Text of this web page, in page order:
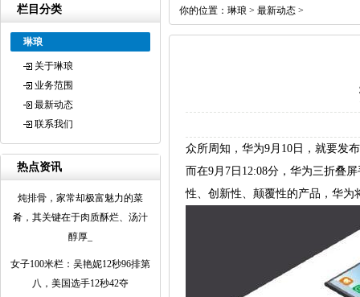
栏目分类
琳琅
关于琳琅
业务范围
最新动态
联系我们
热点资讯
炖排骨，家常却极富魅力的菜
肴，其关键在于肉质酥烂、汤汁
醇厚_
女子100米栏：吴艳妮12秒96排第
八，美国选手12秒42夺
你的位置： 琳琅 > 最新动态 >
众所周知，华为9月10日，就要发
而在9月7日12:08分，华为三折叠
性、创新性、颠覆性的产品，华为